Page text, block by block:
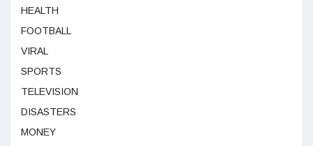
HEALTH
FOOTBALL
VIRAL
SPORTS
TELEVISION
DISASTERS
MONEY